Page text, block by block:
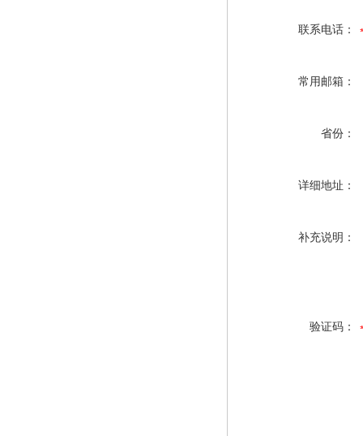
联系电话：
常用邮箱：
省份：
详细地址：
补充说明：
验证码：